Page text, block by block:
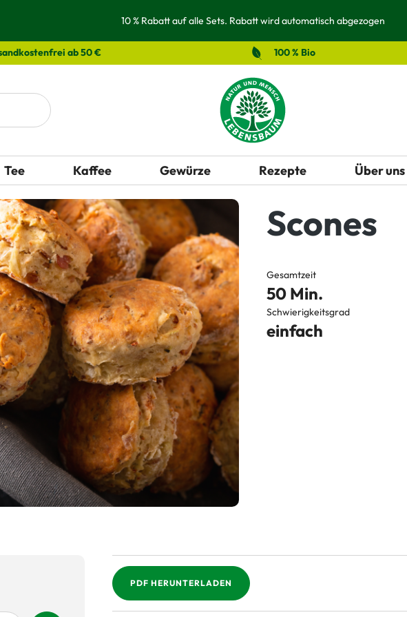
10 % Rabatt auf alle Sets. Rabatt wird automatisch abgezogen
ab 50 € 100 % Bio
Tee Kaffee Gewürze Rezepte Über uns
Scones
Gesamtzeit
50 Min.
Schwierigkeitsgrad
einfach
PDF HERUNTERLADEN